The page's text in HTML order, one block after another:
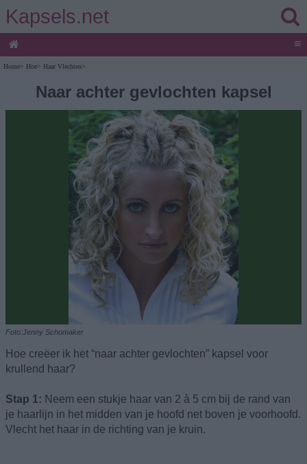
Kapsels.net
≡
Home> Hoe> Haar Vlechten>
Naar achter gevlochten kapsel
Foto:Jenny Schomaker
Hoe creëer ik het “naar achter gevlochten” kapsel voor
krullend haar?
Stap 1: Neem een stukje haar van 2 à 5 cm bij de rand van
je haarlijn in het midden van je hoofd net boven je voorhoofd.
Vlecht het haar in de richting van je kruin.